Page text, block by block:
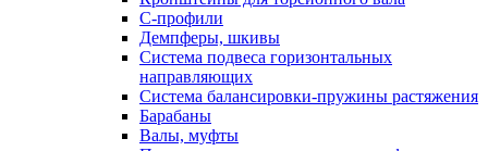
С-профили
Демпферы, шкивы
Система подвеса горизонтальных
направляющих
Система балансировки-пружины растяжения
Барабаны
Валы, муфты